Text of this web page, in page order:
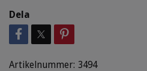
Dela
Artikelnummer: 3494